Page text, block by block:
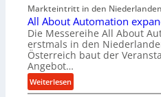
e
r
s
o
u
s
c
h
i
n
e
n
Markteintritt in den Niederlanden
All About Automation
Die Messereihe All About
erstmals in den
Österreich baut der
Angebot…
Weiterlesen:
A